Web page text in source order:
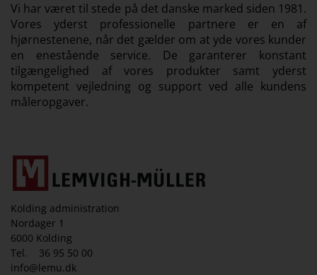
Vi har været til stede på det danske marked siden 1981.
Vores yderst professionelle partnere er en af
hjørnestenene, når det gælder om at yde vores kunder
en enestående service. De garanterer konstant
tilgængelighed af vores produkter samt yderst
kompetent vejledning og support ved alle kundens
måleropgaver.
Kolding administration
Nordager 1
6000 Kolding
Tel. 36 95 50 00
info@lemu.dk